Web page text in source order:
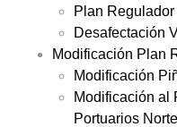
Plan Regulador
Desafectación
Modificación Plan
Modificación
Modificación al
Portuarios